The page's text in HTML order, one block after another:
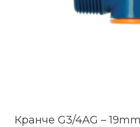
Кранче G3/4AG –